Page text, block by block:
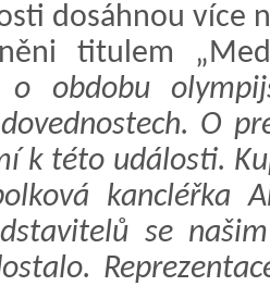
dosáhnou více
titulem
obdobu
O
k této události.
kancléřka
se